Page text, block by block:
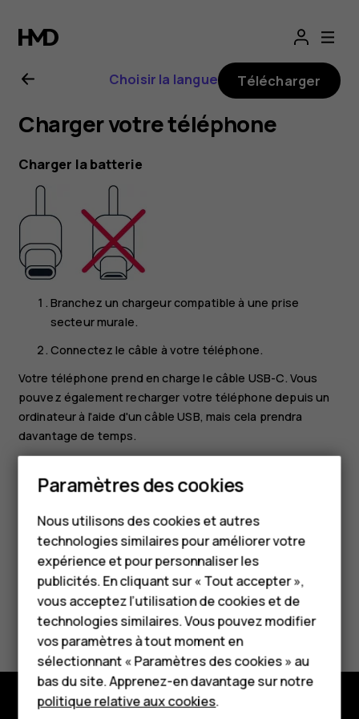
Guide
de
l'utilisateur
Nokia
8.1
Smartphones
Téléphones classiques
HMD Terra M
Pour les entreprises
Tablettes
Boutique
Mon compte
Choisir la langue Télécharger
Charger votre téléphone
Charger la batterie
Branchez un chargeur compatible à une prise
secteur murale.
Connectez le câble à votre téléphone.
Votre téléphone prend en charge le câble USB-C. Vous
pouvez également recharger votre téléphone depuis un
ordinateur à l'aide d'un câble USB, mais cela prendra
davantage de temps.
minutes peuvent s'écouler avant que l'indicateur de
Avez-vous trouvé cela utile?
Oui Non
Paramètres des cookies
Nous utilisons des cookies et autres
technologies similaires pour améliorer votre
expérience et pour personnaliser les
publicités. En cliquant sur « Tout accepter »,
vous acceptez l’utilisation de cookies et de
technologies similaires. Vous pouvez modifier
vos paramètres à tout moment en
sélectionnant « Paramètres des cookies » au
bas du site. Apprenez-en davantage sur notre
politique relative aux cookies.